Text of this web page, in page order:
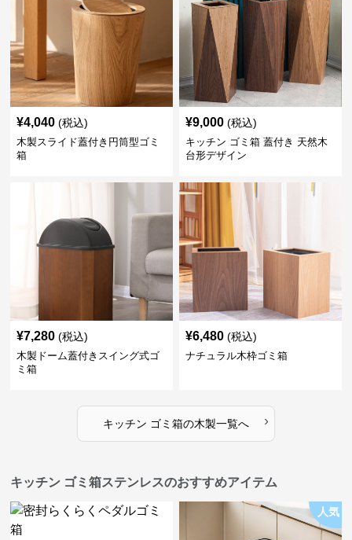
¥4,040 (税込)
木製スライド蓋付き円筒型ゴミ
箱
¥9,000 (税込)
キッチン ゴミ箱 蓋付き 天然木
台形デザイン
¥7,280 (税込)
木製ドーム蓋付きスイング式ゴ
ミ箱
¥6,480 (税込)
ナチュラル木枠ゴミ箱
キッチン ゴミ箱の木製一覧へ ›
キッチン ゴミ箱ステンレスのおすすめアイテム
人気